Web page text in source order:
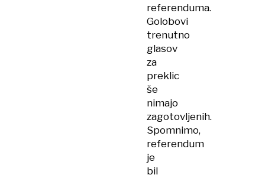
referenduma.
Golobovi
trenutno
glasov
za
preklic
še
nimajo
zagotovljenih.
Spomnimo,
referendum
je
bil